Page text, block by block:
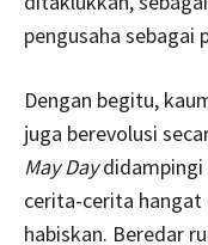
pengusaha sebagai
Dengan begitu,
juga berevolusi
May Daydidampingi
cerita-cerita hangat
habiskan. Beredar